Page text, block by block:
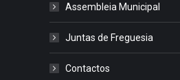
Assembleia Municipal
Juntas de Freguesia
Contactos